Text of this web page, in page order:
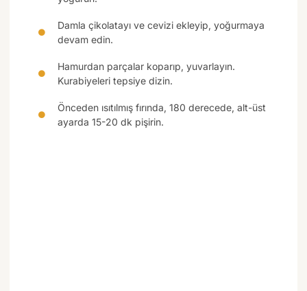
Damla çikolatayı ve cevizi ekleyip, yoğurmaya
devam edin.
Hamurdan parçalar koparıp, yuvarlayın.
Kurabiyeleri tepsiye dizin.
Önceden ısıtılmış fırında, 180 derecede, alt-üst
ayarda 15-20 dk pişirin.